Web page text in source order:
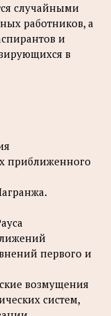
случайными
работников, а
и
в
приближенного
первого и
возмущения
систем,